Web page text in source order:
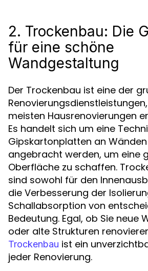
2. Trockenbau: Die
für eine schöne
Wandgestaltung
Der Trockenbau ist eine der
meisten Hausrenovierungen
Es handelt sich um eine
Gipskartonplatten an
angebracht werden, um eine
Oberfläche zu schaffen.
sind sowohl für den
die Verbesserung der
Schallabsorption von
Bedeutung. Egal, ob Sie neue
oder alte Strukturen
Trockenbau ist ein
jeder Renovierung.